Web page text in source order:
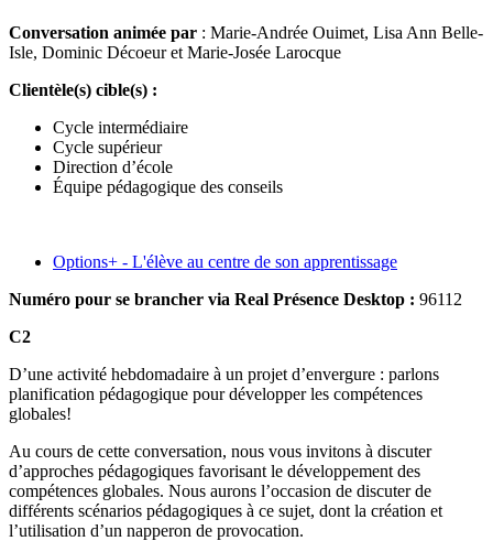
Conversation animée par : Marie-Andrée Ouimet, Lisa Ann Belle-
Isle, Dominic Décoeur et Marie-Josée Larocque
Clientèle(s) cible(s) :
Cycle intermédiaire
Cycle supérieur
Direction d’école
Équipe pédagogique des conseils
Options+ - L'élève au centre de son apprentissage
Numéro pour se brancher via Real Présence Desktop : 96112
C2
D’une activité hebdomadaire à un projet d’envergure : parlons
planification pédagogique pour développer les compétences
globales!
Au cours de cette conversation, nous vous invitons à discuter
d’approches pédagogiques favorisant le développement des
compétences globales. Nous aurons l’occasion de discuter de
différents scénarios pédagogiques à ce sujet, dont la création et
l’utilisation d’un napperon de provocation.